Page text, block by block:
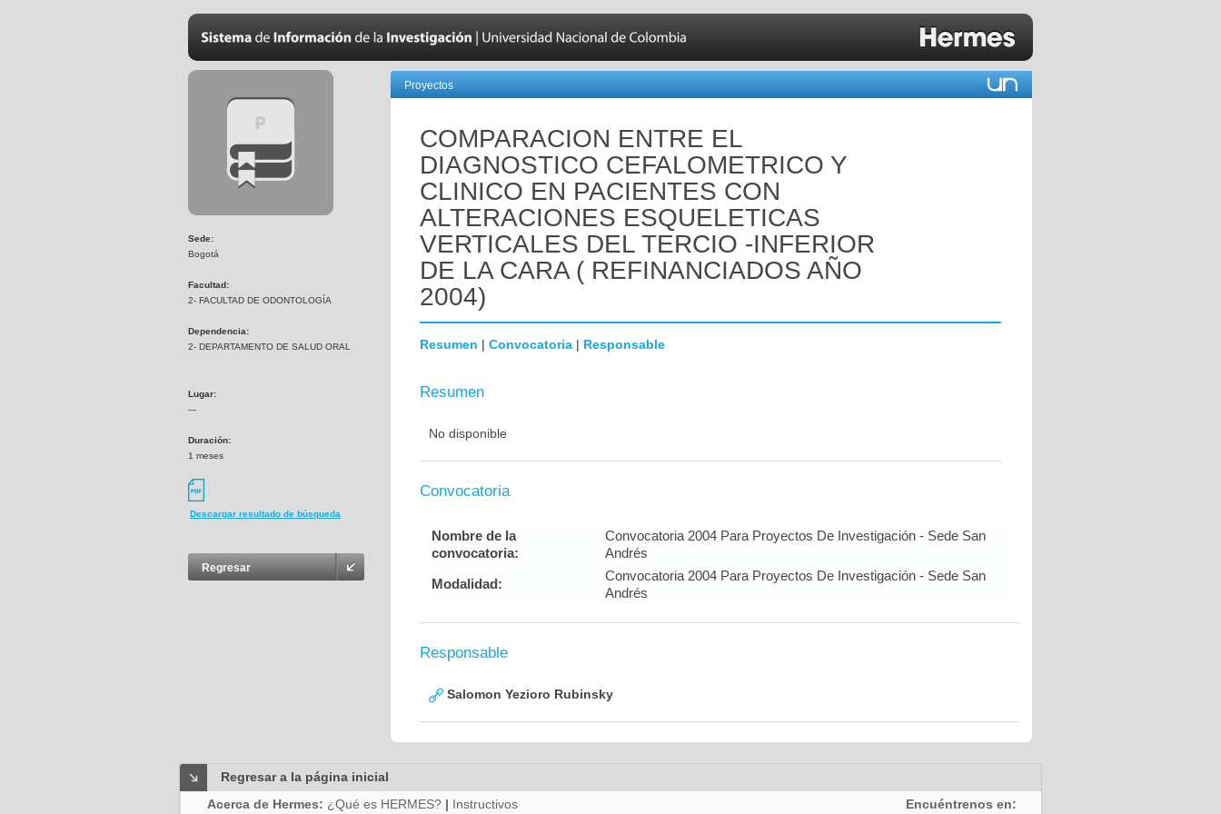
Sede:
Bogotá
Facultad:
2- FACULTAD DE ODONTOLOGÍA
Dependencia:
2- DEPARTAMENTO DE SALUD ORAL
Lugar:
---
Duración:
1 meses
Descargar resultado de búsqueda
Regresar
Proyectos
COMPARACION ENTRE EL
DIAGNOSTICO CEFALOMETRICO Y
CLINICO EN PACIENTES CON
ALTERACIONES ESQUELETICAS
VERTICALES DEL TERCIO -INFERIOR
DE LA CARA ( REFINANCIADOS AÑO
2004)
Resumen | Convocatoria | Responsable
Resumen
No disponible
Convocatoria
Nombre de la
convocatoria:
Convocatoria 2004 Para Proyectos De Investigación - Sede San
Andrés
Modalidad:
Convocatoria 2004 Para Proyectos De Investigación - Sede San
Andrés
Responsable
Salomon Yezioro Rubinsky
Regresar a la página inicial
Acerca de Hermes: ¿Qué es HERMES? | Instructivos Encuéntrenos en: